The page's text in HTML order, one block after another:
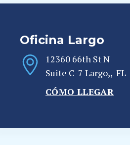
Oficina Largo
12360 66th St N
Suite C-7 Largo,, FL
CÓMO LLEGAR